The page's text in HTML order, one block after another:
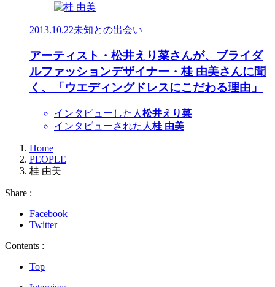
2013.10.22未知との出会い
アーティスト・松井えり菜さんが、ブライダ
ルファッションデザイナー・桂 由美さんに聞
く、「ウエディングドレスにこだわる理由」
インタビューした人 松井えり菜
インタビューされた人 桂 由美
Home
PEOPLE
桂 由美
Share :
Facebook
Twitter
Contents :
Top